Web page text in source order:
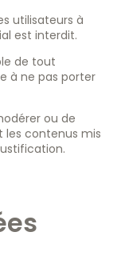
utilisateurs à
est interdit.
de tout
à ne pas porter
ou de
contenus mis